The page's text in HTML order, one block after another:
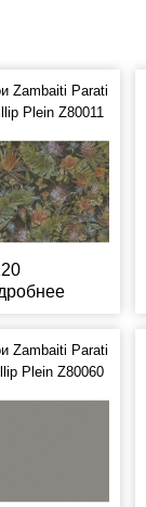
Zambaiti Parati
Plein Z80011
Zambaiti Parati
Plein Z80060